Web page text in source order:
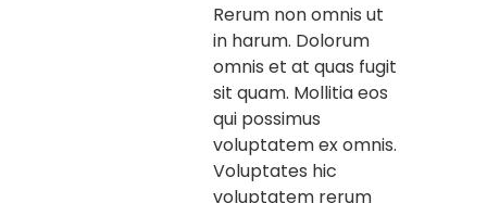
Rerum non omnis ut
in harum. Dolorum
omnis et at quas fugit
sit quam. Mollitia eos
qui possimus
voluptatem ex omnis.
Voluptates hic
voluptatem rerum